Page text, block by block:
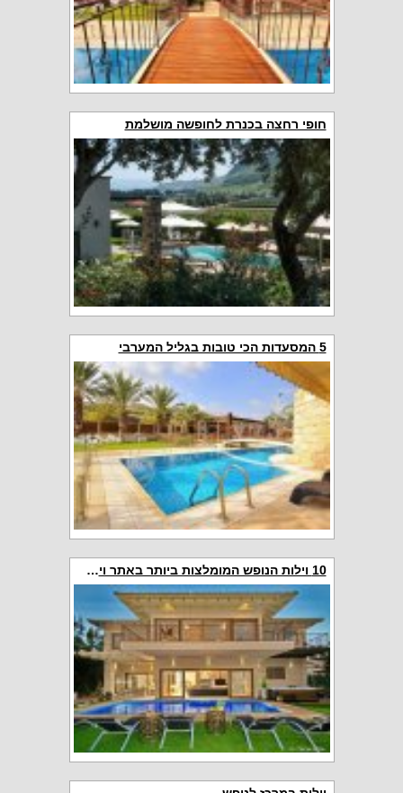
חופי רחצה בכנרת לחופשה מושלמת
5 המסעדות הכי טובות בגליל המערבי
10 וילות הנופש המומלצות ביותר באתר וילה ויאייפי